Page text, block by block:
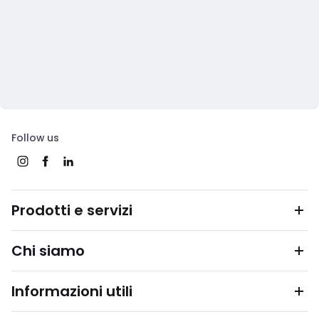
Follow us
Prodotti e servizi
Chi siamo
Informazioni utili